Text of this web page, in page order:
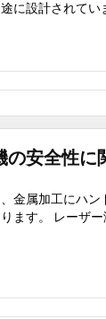
に設計されてい
安全性に
金属加工にハ
ます。 レーザ